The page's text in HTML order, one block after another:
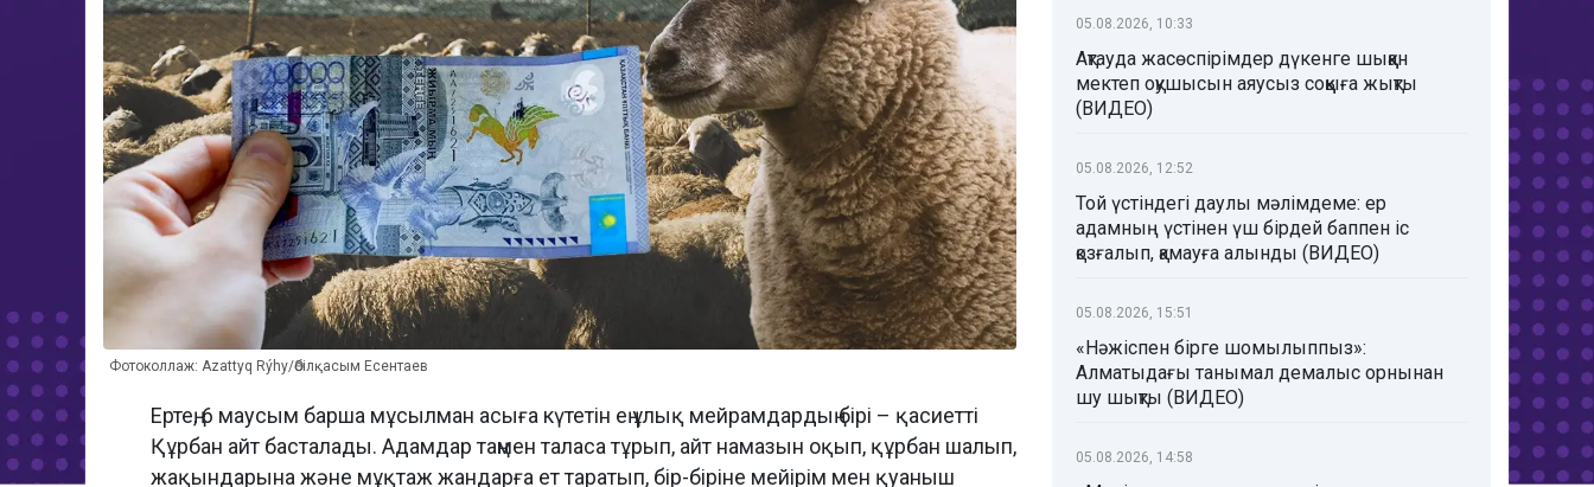
Фотоколлаж: Azattyq Rýhy/Әбілқасым Есентаев
Ертең, 6 маусым барша мұсылман асыға күтетін ең ұлық мейрамдардың бірі – қасиетті
Құрбан айт басталады. Адамдар таңмен таласа тұрып, айт намазын оқып, құрбан шалып,
жақындарына және мұқтаж жандарға ет таратып, бір-біріне мейірім мен қуаныш
05.08.2026, 10:33
Ақтауда жасөспірімдер дүкенге шыққан
мектеп оқушысын аяусыз соққыға жықты
(ВИДЕО)
05.08.2026, 12:52
Той үстіндегі даулы мәлімдеме: ер
адамның үстінен үш бірдей баппен іс
қозғалып, қамауға алынды (ВИДЕО)
05.08.2026, 15:51
«Нәжіспен бірге шомылыппыз»:
Алматыдағы танымал демалыс орнынан
шу шықты (ВИДЕО)
05.08.2026, 14:58